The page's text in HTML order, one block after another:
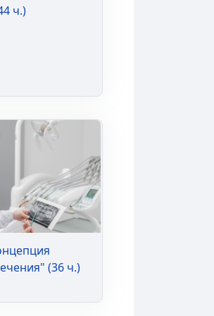
ч.)
эндодонтического лечения"
(36 ч.)